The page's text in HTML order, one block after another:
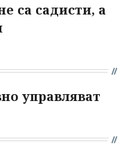
са садисти, а
управляват